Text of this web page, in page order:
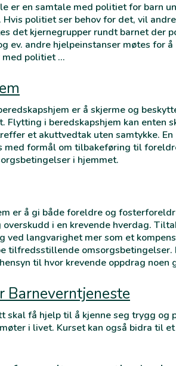
er en samtale med politiet for barn
politiet ser behov for det, vil
det kjernegrupper rundt barnet der
ev. andre hjelpeinstanser møtes for
med politiet …
er å skjerme og
Flytting i beredskapshjem kan enten
et akuttvedtak uten samtykke.
med formål om tilbakeføring til
i hjemmet.
er å gi både foreldre og
i en krevende hverdag.
ved langvarighet mer som et
tilfredsstillende
til hvor krevende oppdrag noen
Barneverntjeneste
skal få hjelp til å kjenne seg trygg og
i livet. Kurset kan også bidra til